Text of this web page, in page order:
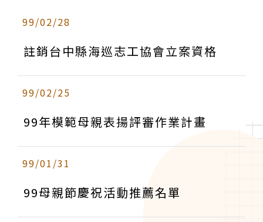
99/02/28
註銷台中縣海巡志工協會立案資格
99/02/25
99年模範母親表揚評審作業計畫
99/01/31
99母親節慶祝活動推薦名單